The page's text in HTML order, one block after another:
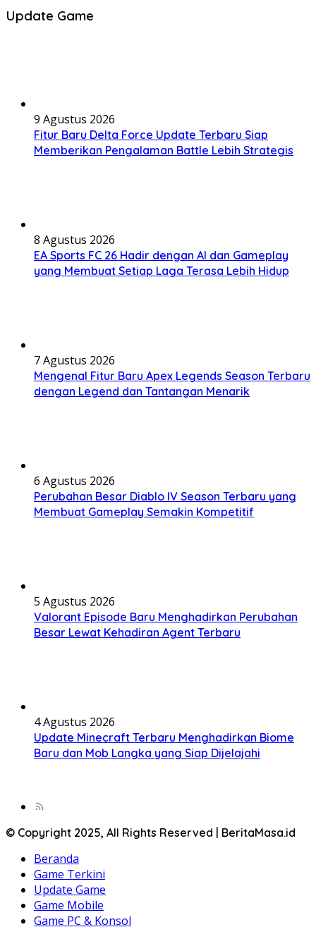
Update Game
9 Agustus 2026
Fitur Baru Delta Force Update Terbaru Siap
Memberikan Pengalaman Battle Lebih Strategis
8 Agustus 2026
EA Sports FC 26 Hadir dengan AI dan Gameplay
yang Membuat Setiap Laga Terasa Lebih Hidup
7 Agustus 2026
Mengenal Fitur Baru Apex Legends Season Terbaru
dengan Legend dan Tantangan Menarik
6 Agustus 2026
Perubahan Besar Diablo IV Season Terbaru yang
Membuat Gameplay Semakin Kompetitif
5 Agustus 2026
Valorant Episode Baru Menghadirkan Perubahan
Besar Lewat Kehadiran Agent Terbaru
4 Agustus 2026
Update Minecraft Terbaru Menghadirkan Biome
Baru dan Mob Langka yang Siap Dijelajahi
© Copyright 2025, All Rights Reserved | BeritaMasa.id
Beranda
Game Terkini
Update Game
Game Mobile
Game PC & Konsol